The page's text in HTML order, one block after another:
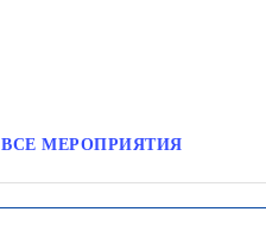
ВСЕ МЕРОПРИЯТИЯ